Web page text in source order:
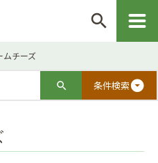
search
ムチーズ
条件検索arrow_drop_down_circle